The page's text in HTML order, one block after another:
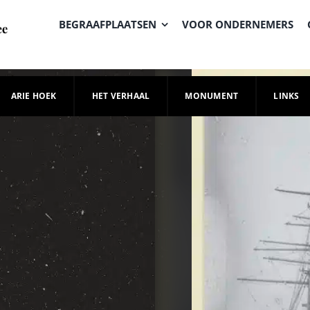
BEGRAAFPLAATSEN VOOR ONDERNEMERS
ARIE HOEK HET VERHAAL MONUMENT LINKS